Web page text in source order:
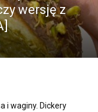
wersję z
i waginy. Dickery